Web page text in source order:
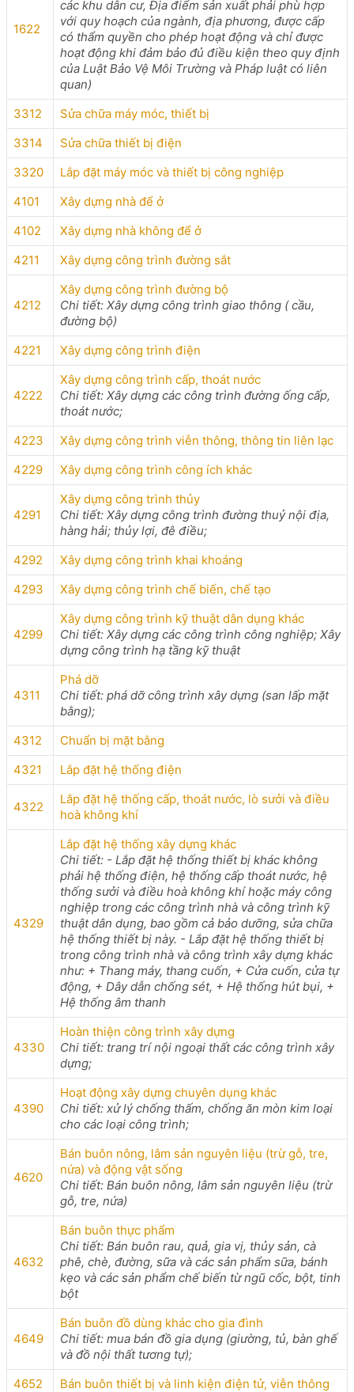
1622
các khu dân cư, Địa điểm sản xuất phải phù hợp
với quy hoạch của ngành, địa phương, được cấp
có thẩm quyền cho phép hoạt động và chỉ được
hoạt động khi đảm bảo đủ điều kiện theo quy định
của Luật Bảo Vệ Môi Trường và Pháp luật có liên
quan)
3312
Sửa chữa máy móc, thiết bị
3314
Sửa chữa thiết bị điện
3320
Lắp đặt máy móc và thiết bị công nghiệp
4101
Xây dựng nhà để ở
4102
Xây dựng nhà không để ở
4211
Xây dựng công trình đường sắt
4212
Xây dựng công trình đường bộ
Chi tiết: Xây dựng công trình giao thông ( cầu,
đường bộ)
4221
Xây dựng công trình điện
4222
Xây dựng công trình cấp, thoát nước
Chi tiết: Xây dựng các công trình đường ống cấp,
thoát nước;
4223
Xây dựng công trình viễn thông, thông tin liên lạc
4229
Xây dựng công trình công ích khác
4291
Xây dựng công trình thủy
Chi tiết: Xây dựng công trình đường thuỷ nội địa,
hàng hải; thủy lợi, đê điều;
4292
Xây dựng công trình khai khoáng
4293
Xây dựng công trình chế biến, chế tạo
4299
Xây dựng công trình kỹ thuật dân dụng khác
Chi tiết: Xây dựng các công trình công nghiệp; Xây
dựng công trình hạ tầng kỹ thuật
4311
Phá dỡ
Chi tiết: phá dỡ công trình xây dựng (san lấp mặt
bằng);
4312
Chuẩn bị mặt bằng
4321
Lắp đặt hệ thống điện
4322
Lắp đặt hệ thống cấp, thoát nước, lò sưởi và điều
hoà không khí
4329
Lắp đặt hệ thống xây dựng khác
Chi tiết: - Lắp đặt hệ thống thiết bị khác không
phải hệ thống điện, hệ thống cấp thoát nước, hệ
thống sưởi và điều hoà không khí hoặc máy công
nghiệp trong các công trình nhà và công trình kỹ
thuật dân dụng, bao gồm cả bảo dưỡng, sửa chữa
hệ thống thiết bị này. - Lắp đặt hệ thống thiết bị
trong công trình nhà và công trình xây dựng khác
như: + Thang máy, thang cuốn, + Cửa cuốn, cửa tự
động, + Dây dẫn chống sét, + Hệ thống hút bụi, +
Hệ thống âm thanh
4330
Hoàn thiện công trình xây dựng
Chi tiết: trang trí nội ngoại thất các công trình xây
dựng;
4390
Hoạt động xây dựng chuyên dụng khác
Chi tiết: xử lý chống thấm, chống ăn mòn kim loại
cho các loại công trình;
4620
Bán buôn nông, lâm sản nguyên liệu (trừ gỗ, tre,
nứa) và động vật sống
Chi tiết: Bán buôn nông, lâm sản nguyên liệu (trừ
gỗ, tre, nứa)
4632
Bán buôn thực phẩm
Chi tiết: Bán buôn rau, quả, gia vị, thủy sản, cà
phê, chè, đường, sữa và các sản phẩm sữa, bánh
kẹo và các sản phẩm chế biến từ ngũ cốc, bột, tinh
bột
4649
Bán buôn đồ dùng khác cho gia đình
Chi tiết: mua bán đồ gia dụng (giường, tủ, bàn ghế
và đồ nội thất tương tự);
4652
Bán buôn thiết bị và linh kiện điện tử, viễn thông